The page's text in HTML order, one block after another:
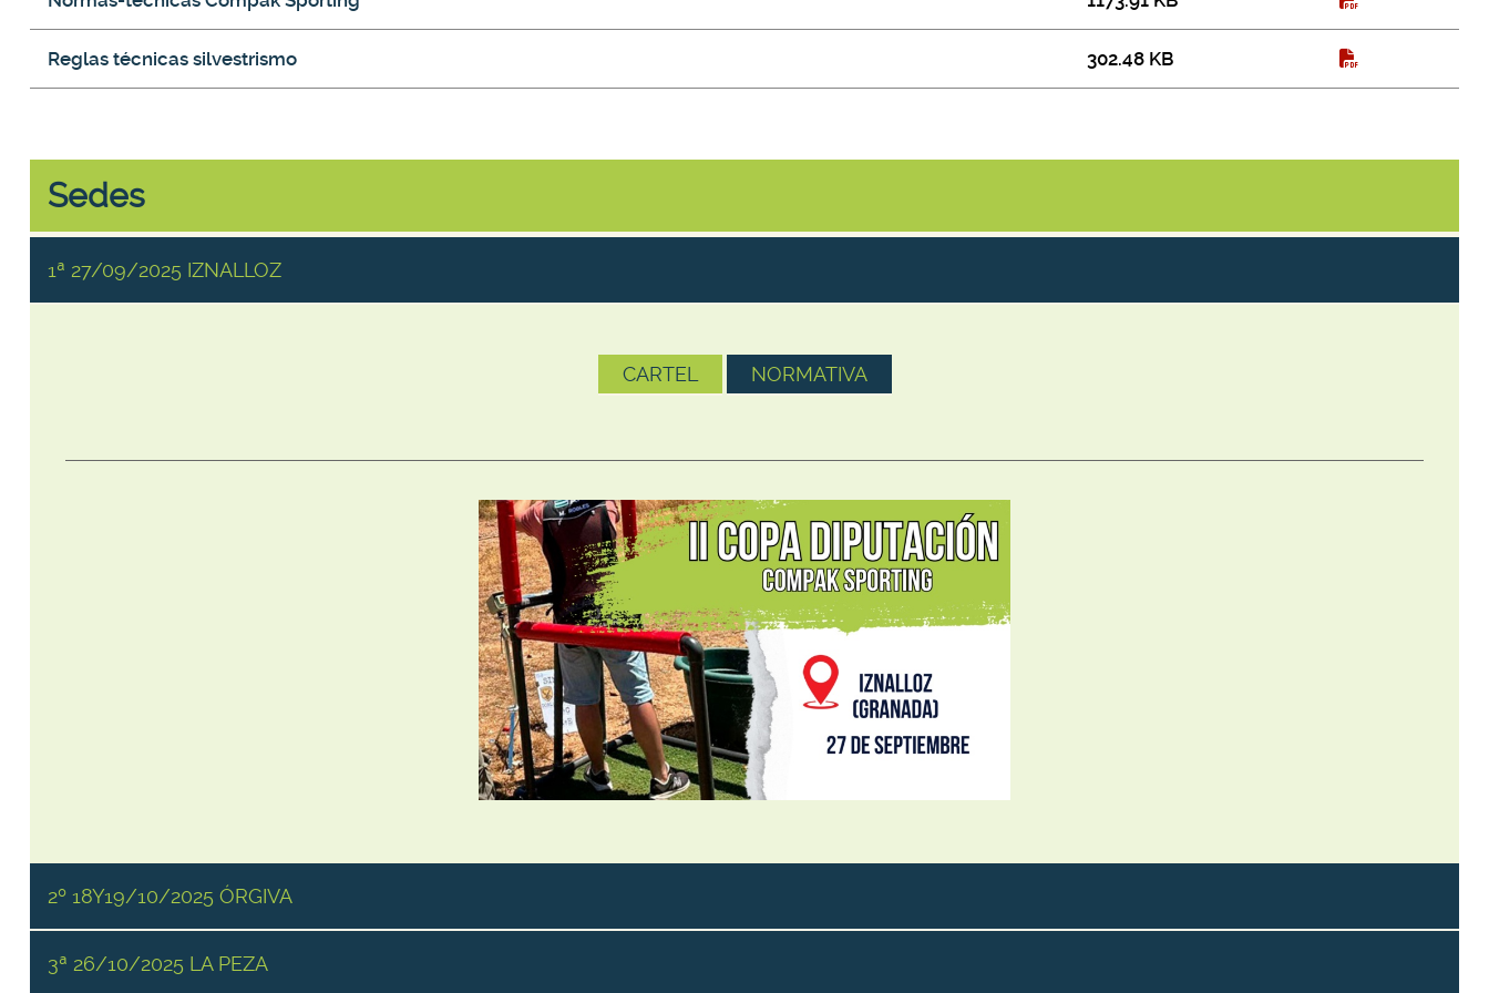
Reglas técnicas silvestrismo 302.48 KB
Sedes
1ª 27/09/2025 IZNALLOZ
CARTEL NORMATIVA
2º 18Y19/10/2025 ÓRGIVA
3ª 26/10/2025 LA PEZA